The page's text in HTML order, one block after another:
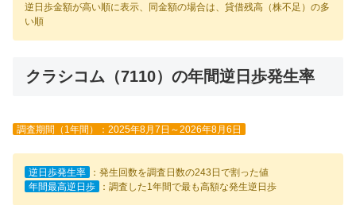
逆日歩金額が高い順に表示、同金額の場合は、貸借残高（株不足）の多
い順
クラシコム（7110）の年間逆日歩発生率
調査期間（1年間）：2025年8月7日～2026年8月6日
逆日歩発生率
：発生回数を調査日数の243日で割った値
年間最高逆日歩
：調査した1年間で最も高額な発生逆日歩